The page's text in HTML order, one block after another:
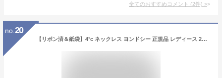
全てのおすすめコメント (2件) >
no. 20
【リボン済＆紙袋】4°c ネックレス ヨンドシー 正規品 レディース 2粒モチーフ ペンダント canal4℃ カナルヨンドシー 4度 4c 4ドシー プレゼント ジュエリー アクセサリー キュービックジルコニア シルバー 祝い 喜ばれるギフト